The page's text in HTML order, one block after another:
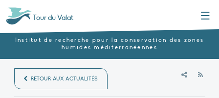
Tour du Valat
Institut de recherche pour la conservation des zones
humides méditerranéennes
RETOUR AUX ACTUALITÉS